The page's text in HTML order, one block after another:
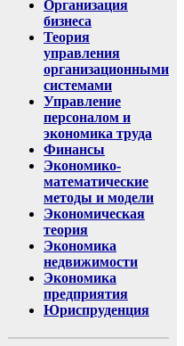
Организация
бизнеса
Теория
управления
организационными
системами
Управление
персоналом и
экономика труда
Финансы
Экономико-
математические
методы и модели
Экономическая
теория
Экономика
недвижимости
Экономика
предприятия
Юриспруденция